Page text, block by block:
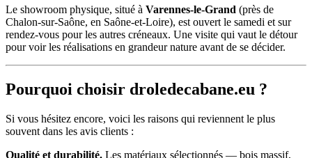
Le showroom physique, situé à Varennes-le-Grand (près de
Chalon-sur-Saône, en Saône-et-Loire), est ouvert le samedi et sur
rendez-vous pour les autres créneaux. Une visite qui vaut le détour
pour voir les réalisations en grandeur nature avant de se décider.
Pourquoi choisir droledecabane.eu ?
Si vous hésitez encore, voici les raisons qui reviennent le plus
souvent dans les avis clients :
Qualité et durabilité. Les matériaux sélectionnés — bois massif,